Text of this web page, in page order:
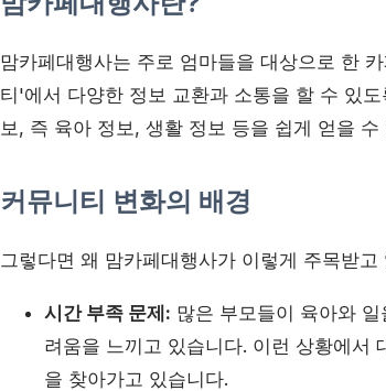
맘카페대행사는 주로 엄마들을 대상으로 한
티'에서 다양한 정보 교환과 소통을 할 수 있
보, 즉 육아 정보, 생활 정보 등을 쉽게 얻을
커뮤니티 변화의 배경
그렇다면 왜 맘카페대행사가 이렇게 주목받
시간 부족 문제: 많은 부모들이 육아와
려움을 느끼고 있습니다. 이런 상황에서
을 찾아가고 있습니다.